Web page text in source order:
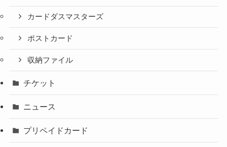
カードダスマスターズ
ポストカード
収納ファイル
チケット
ニュース
プリペイドカード